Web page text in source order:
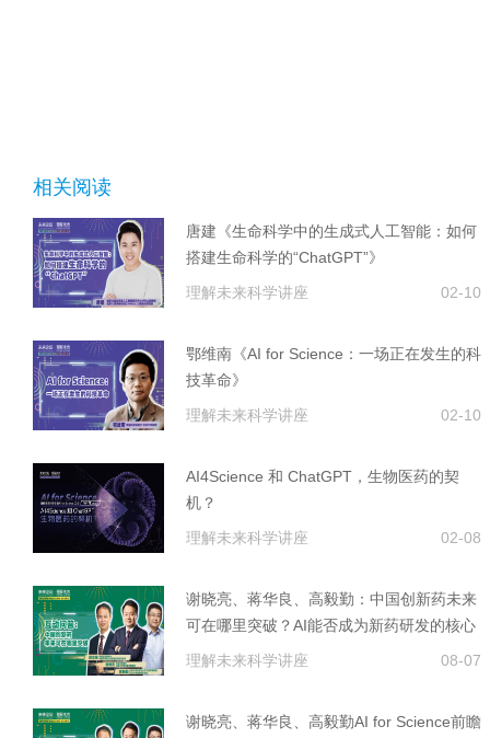
相关阅读
唐建《生命科学中的生成式人工智能：如何
搭建生命科学的“ChatGPT”》
理解未来科学讲座
02-10
鄂维南《AI for Science：一场正在发生的科
技革命》
理解未来科学讲座
02-10
AI4Science 和 ChatGPT，生物医药的契
机？
理解未来科学讲座
02-08
谢晓亮、蒋华良、高毅勤：中国创新药未来
可在哪里突破？AI能否成为新药研发的核心
技术？
理解未来科学讲座 08-07
谢晓亮、蒋华良、高毅勤AI for Science前瞻